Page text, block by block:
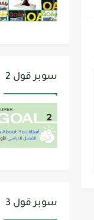
سوبر قول 2
سوبر قول 3